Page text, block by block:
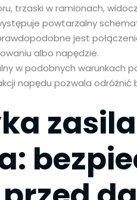
trzaski w ramionach,
powtarzalny schemat
jest
albo napędzie.
w podobnych warunkach
napędu pozwala odróżnić